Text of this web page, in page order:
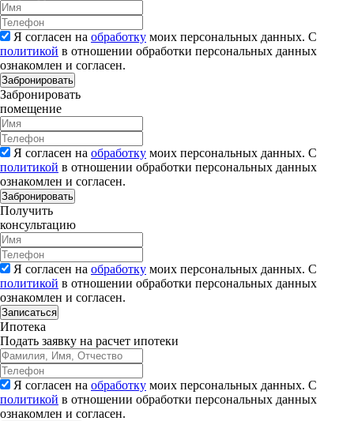
Я согласен на обработку моих персональных данных. С
политикой в отношении обработки персональных данных
ознакомлен и согласен.
Забронировать
Забронировать
помещение
Я согласен на обработку моих персональных данных. С
политикой в отношении обработки персональных данных
ознакомлен и согласен.
Забронировать
Получить
консультацию
Я согласен на обработку моих персональных данных. С
политикой в отношении обработки персональных данных
ознакомлен и согласен.
Записаться
Ипотека
Подать заявку на расчет ипотеки
Я согласен на обработку моих персональных данных. С
политикой в отношении обработки персональных данных
ознакомлен и согласен.